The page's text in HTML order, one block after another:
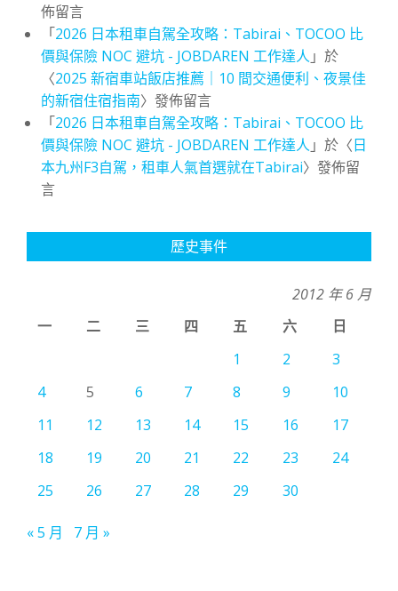
佈留言
「2026 日本租車自駕全攻略：Tabirai、TOCOO 比
價與保險 NOC 避坑 - JOBDAREN 工作達人 」於
〈2025 新宿車站飯店推薦｜10 間交通便利、夜景佳
的新宿住宿指南〉發佈留言
「2026 日本租車自駕全攻略：Tabirai、TOCOO 比
價與保險 NOC 避坑 - JOBDAREN 工作達人 」於〈日
本九州F3自駕，租車人氣首選就在Tabirai〉發佈留
言
歷史事件
2012 年 6 月
一
二 三 四 五 六
日
1
2
3
4
5 6 7 8 9
10
11
12 13 14 15 16
17
18
19 20 21 22 23
24
25
26 27 28 29 30
« 5 月 7 月 »